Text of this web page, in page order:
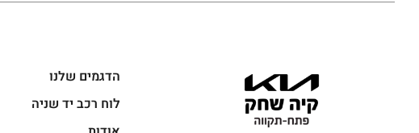
הדגמים שלנו
לוח רכב יד שניה